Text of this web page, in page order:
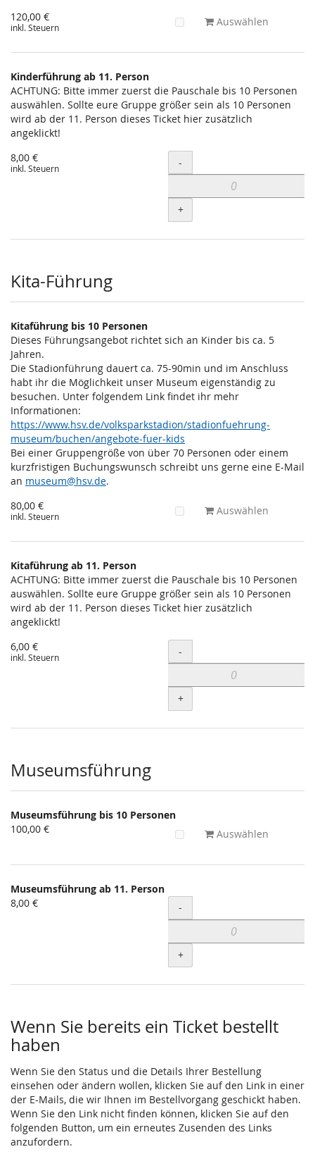
120,00 €
inkl. Steuern Auswählen
Kinderführung ab 11. Person
ACHTUNG: Bitte immer zuerst die Pauschale bis 10 Personen
auswählen. Sollte eure Gruppe größer sein als 10 Personen
wird ab der 11. Person dieses Ticket hier zusätzlich
angeklickt!
8,00 €
inkl. Steuern Menge
-
+
Kita-Führung
Kitaführung bis 10 Personen
Dieses Führungsangebot richtet sich an Kinder bis ca. 5
Jahren.
Die Stadionführung dauert ca. 75-90min und im Anschluss
habt ihr die Möglichkeit unser Museum eigenständig zu
besuchen. Unter folgendem Link findet ihr mehr
Informationen:
https://www.hsv.de/volksparkstadion/stadionfuehrung-
museum/buchen/angebote-fuer-kids
Bei einer Gruppengröße von über 70 Personen oder einem
kurzfristigen Buchungswunsch schreibt uns gerne eine E-Mail
an museum@hsv.de.
80,00 €
inkl. Steuern Auswählen
Kitaführung ab 11. Person
ACHTUNG: Bitte immer zuerst die Pauschale bis 10 Personen
auswählen. Sollte eure Gruppe größer sein als 10 Personen
wird ab der 11. Person dieses Ticket hier zusätzlich
angeklickt!
6,00 €
inkl. Steuern Menge
-
+
Museumsführung
Museumsführung bis 10 Personen
100,00 €
Auswählen
Museumsführung ab 11. Person
8,00 €
Menge
-
+
Wenn Sie bereits ein Ticket bestellt
haben
Wenn Sie den Status und die Details Ihrer Bestellung
einsehen oder ändern wollen, klicken Sie auf den Link in einer
der E-Mails, die wir Ihnen im Bestellvorgang geschickt haben.
Wenn Sie den Link nicht finden können, klicken Sie auf den
folgenden Button, um ein erneutes Zusenden des Links
anzufordern.